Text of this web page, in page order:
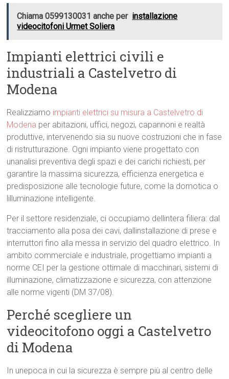
Chiama 0599130031 anche per installazione
videocitofoni Urmet Soliera
Impianti elettrici civili e
industriali a Castelvetro di
Modena
Realizziamo impianti elettrici su misura a Castelvetro di
Modena per abitazioni, uffici, negozi, capannoni e realtà
produttive, intervenendo sia su nuove costruzioni che in fase
di ristrutturazione. Ogni impianto viene progettato con
unanalisi preventiva degli spazi e dei carichi richiesti, per
garantire la massima sicurezza, efficienza energetica e
predisposizione alle tecnologie future, come la domotica o
lilluminazione intelligente.
Per il settore residenziale, ci occupiamo dellintera filiera: dal
tracciamento alla posa dei cavi, dallinstallazione di prese e
interruttori fino alla messa in servizio del quadro elettrico. In
ambito commerciale e industriale, progettiamo impianti a
norme CEI per la gestione ottimale di macchinari, sistemi di
illuminazione, climatizzazione e sicurezza, con attenzione
alle norme vigenti (DM 37/08).
Perché scegliere un
videocitofono oggi a Castelvetro
di Modena
In unepoca in cui la sicurezza è sempre più al centro delle